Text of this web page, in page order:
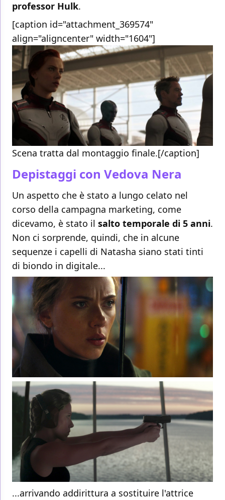
professor Hulk.
[caption id="attachment_369574"
align="aligncenter" width="1604"]
Scena tratta dal montaggio finale.[/caption]
Depistaggi con Vedova Nera
Un aspetto che è stato a lungo celato nel
corso della campagna marketing, come
dicevamo, è stato il salto temporale di 5 anni.
Non ci sorprende, quindi, che in alcune
sequenze i capelli di Natasha siano stati tinti
di biondo in digitale...
...arrivando addirittura a sostituire l'attrice